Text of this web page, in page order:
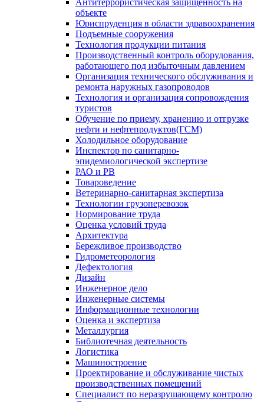
Антитеррористическая защищенность на
объекте
Юриспруденция в области здравоохранения
Подъемные сооружения
Технология продукции питания
Производственный контроль оборудования,
работающего под избыточным давлением
Организация технического обслуживания и
ремонта наружных газопроводов
Технология и организация сопровождения
туристов
Обучение по приему, хранению и отгрузке
нефти и нефтепродуктов(ГСМ)
Холодильное оборудование
Инспектор по санитарно-
эпидемиологической экспертизе
РАО и РВ
Товароведение
Ветеринарно-санитарная экспертиза
Технологии грузоперевозок
Нормирование труда
Оценка условий труда
Архитектура
Бережливое производство
Гидрометеорология
Дефектология
Дизайн
Инженерное дело
Инженерные системы
Информационные технологии
Оценка и экспертиза
Металлургия
Библиотечная деятельность
Логистика
Машиностроение
Проектирование и обслуживание чистых
производственных помещений
Специалист по неразрушающему контролю